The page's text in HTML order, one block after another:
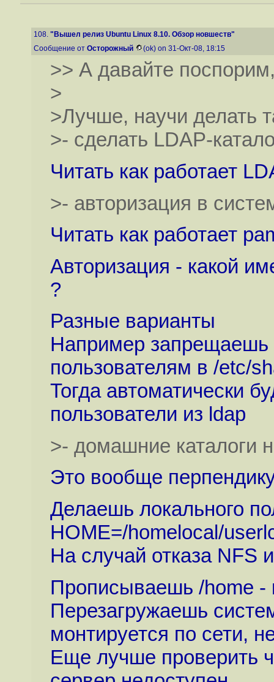
108. "Вышел релиз Ubuntu Linux 8.10. Обзор новшеств"
Сообщение от Осторожный (ok) on 31-Окт-08, 18:15
>> А давайте
>
>Лучше, научи делать
>- сделать LDAP-
Читать как работает
>- авторизация в
Читать как работает
Авторизация - какой
?
Разные варианты
Например
пользователям в /etc/
Тогда автоматически
пользователи из ldap
>- домашние каталоги
Это вообще
Делаешь локального
HOME=/homelocal/
На случай отказа NFS
Прописываешь /home -
Перезагружаешь
монтируется по сети,
Еще лучше проверить